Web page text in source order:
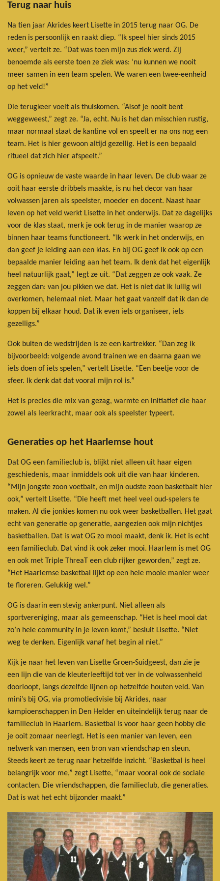
Terug naar huis
Na tien jaar Akrides keert Lisette in 2015 terug naar OG. De
reden is persoonlijk en raakt diep. “Ik speel hier sinds 2015
weer,” vertelt ze. “Dat was toen mijn zus ziek werd. Zij
benoemde als eerste toen ze ziek was: ‘nu kunnen we nooit
meer samen in een team spelen. We waren een twee-eenheid
op het veld!”
Die terugkeer voelt als thuiskomen. “Alsof je nooit bent
weggeweest,” zegt ze. “Ja, echt. Nu is het dan misschien rustig,
maar normaal staat de kantine vol en speelt er na ons nog een
team. Het is hier gewoon altijd gezellig. Het is een bepaald
ritueel dat zich hier afspeelt.”
OG is opnieuw de vaste waarde in haar leven. De club waar ze
ooit haar eerste dribbels maakte, is nu het decor van haar
volwassen jaren als speelster, moeder en docent. Naast haar
leven op het veld werkt Lisette in het onderwijs. Dat ze dagelijks
voor de klas staat, merk je ook terug in de manier waarop ze
binnen haar teams functioneert. “Ik werk in het onderwijs, en
dan geef je leiding aan een klas. En bij OG geef ik ook op een
bepaalde manier leiding aan het team. Ik denk dat het eigenlijk
heel natuurlijk gaat,” legt ze uit. “Dat zeggen ze ook vaak. Ze
zeggen dan: van jou pikken we dat. Het is niet dat ik lullig wil
overkomen, helemaal niet. Maar het gaat vanzelf dat ik dan de
koppen bij elkaar houd. Dat ik even iets organiseer, iets
gezelligs.”
Ook buiten de wedstrijden is ze een kartrekker. “Dan zeg ik
bijvoorbeeld: volgende avond trainen we en daarna gaan we
iets doen of iets spelen,” vertelt Lisette. “Een beetje voor de
sfeer. Ik denk dat dat vooral mijn rol is.”
Het is precies die mix van gezag, warmte en initiatief die haar
zowel als leerkracht, maar ook als speelster typeert.
Generaties op het Haarlemse hout
Dat OG een familieclub is, blijkt niet alleen uit haar eigen
geschiedenis, maar inmiddels ook uit die van haar kinderen.
“Mijn jongste zoon voetbalt, en mijn oudste zoon basketbalt hier
ook,” vertelt Lisette. “Die heeft met heel veel oud-spelers te
maken. Al die jonkies komen nu ook weer basketballen. Het gaat
echt van generatie op generatie, aangezien ook mijn nichtjes
basketballen. Dat is wat OG zo mooi maakt, denk ik. Het is echt
een familieclub. Dat vind ik ook zeker mooi. Haarlem is met OG
en ook met Triple ThreaT een club rijker geworden,” zegt ze.
“Het Haarlemse basketbal lijkt op een hele mooie manier weer
te floreren. Gelukkig wel.”
OG is daarin een stevig ankerpunt. Niet alleen als
sportvereniging, maar als gemeenschap. “Het is heel mooi dat
zo’n hele community in je leven komt,” besluit Lisette. “Niet
weg te denken. Eigenlijk vanaf het begin al niet.”
Kijk je naar het leven van Lisette Groen-Suidgeest, dan zie je
een lijn die van de kleuterleeftijd tot ver in de volwassenheid
doorloopt, langs dezelfde lijnen op hetzelfde houten veld. Van
mini’s bij OG, via promotiedivisie bij Akrides, naar
kampioenschappen in Den Helder en uiteindelijk terug naar de
familieclub in Haarlem. Basketbal is voor haar geen hobby die
je ooit zomaar neerlegt. Het is een manier van leven, een
netwerk van mensen, een bron van vriendschap en steun.
Steeds keert ze terug naar hetzelfde inzicht. “Basketbal is heel
belangrijk voor me,” zegt Lisette, “maar vooral ook de sociale
contacten. Die vriendschappen, die familieclub, die generaties.
Dat is wat het echt bijzonder maakt.”